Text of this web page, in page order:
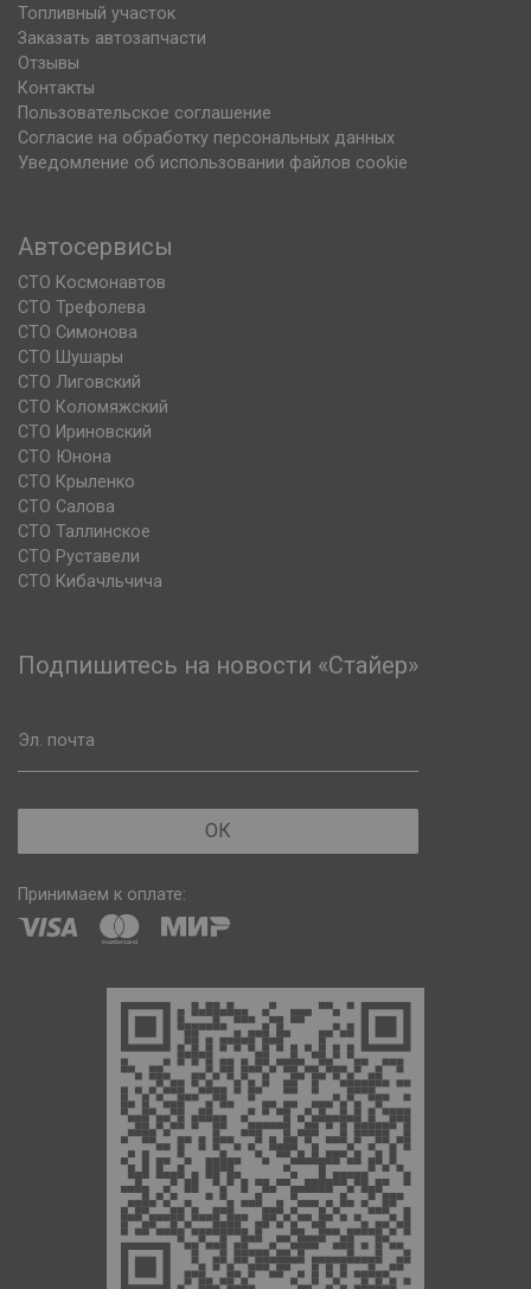
Топливный участок
Заказать автозапчасти
Отзывы
Контакты
Пользовательское соглашение
Согласие на обработку персональных данных
Уведомление об использовании файлов cookie
Автосервисы
СТО Космонавтов
СТО Трефолева
СТО Симонова
СТО Шушары
СТО Лиговский
СТО Коломяжский
СТО Ириновский
СТО Юнона
СТО Крыленко
СТО Салова
СТО Таллинское
СТО Руставели
СТО Кибачльчича
Подпишитесь на новости «Стайер»
Эл. почта
ОК
Принимаем к оплате: